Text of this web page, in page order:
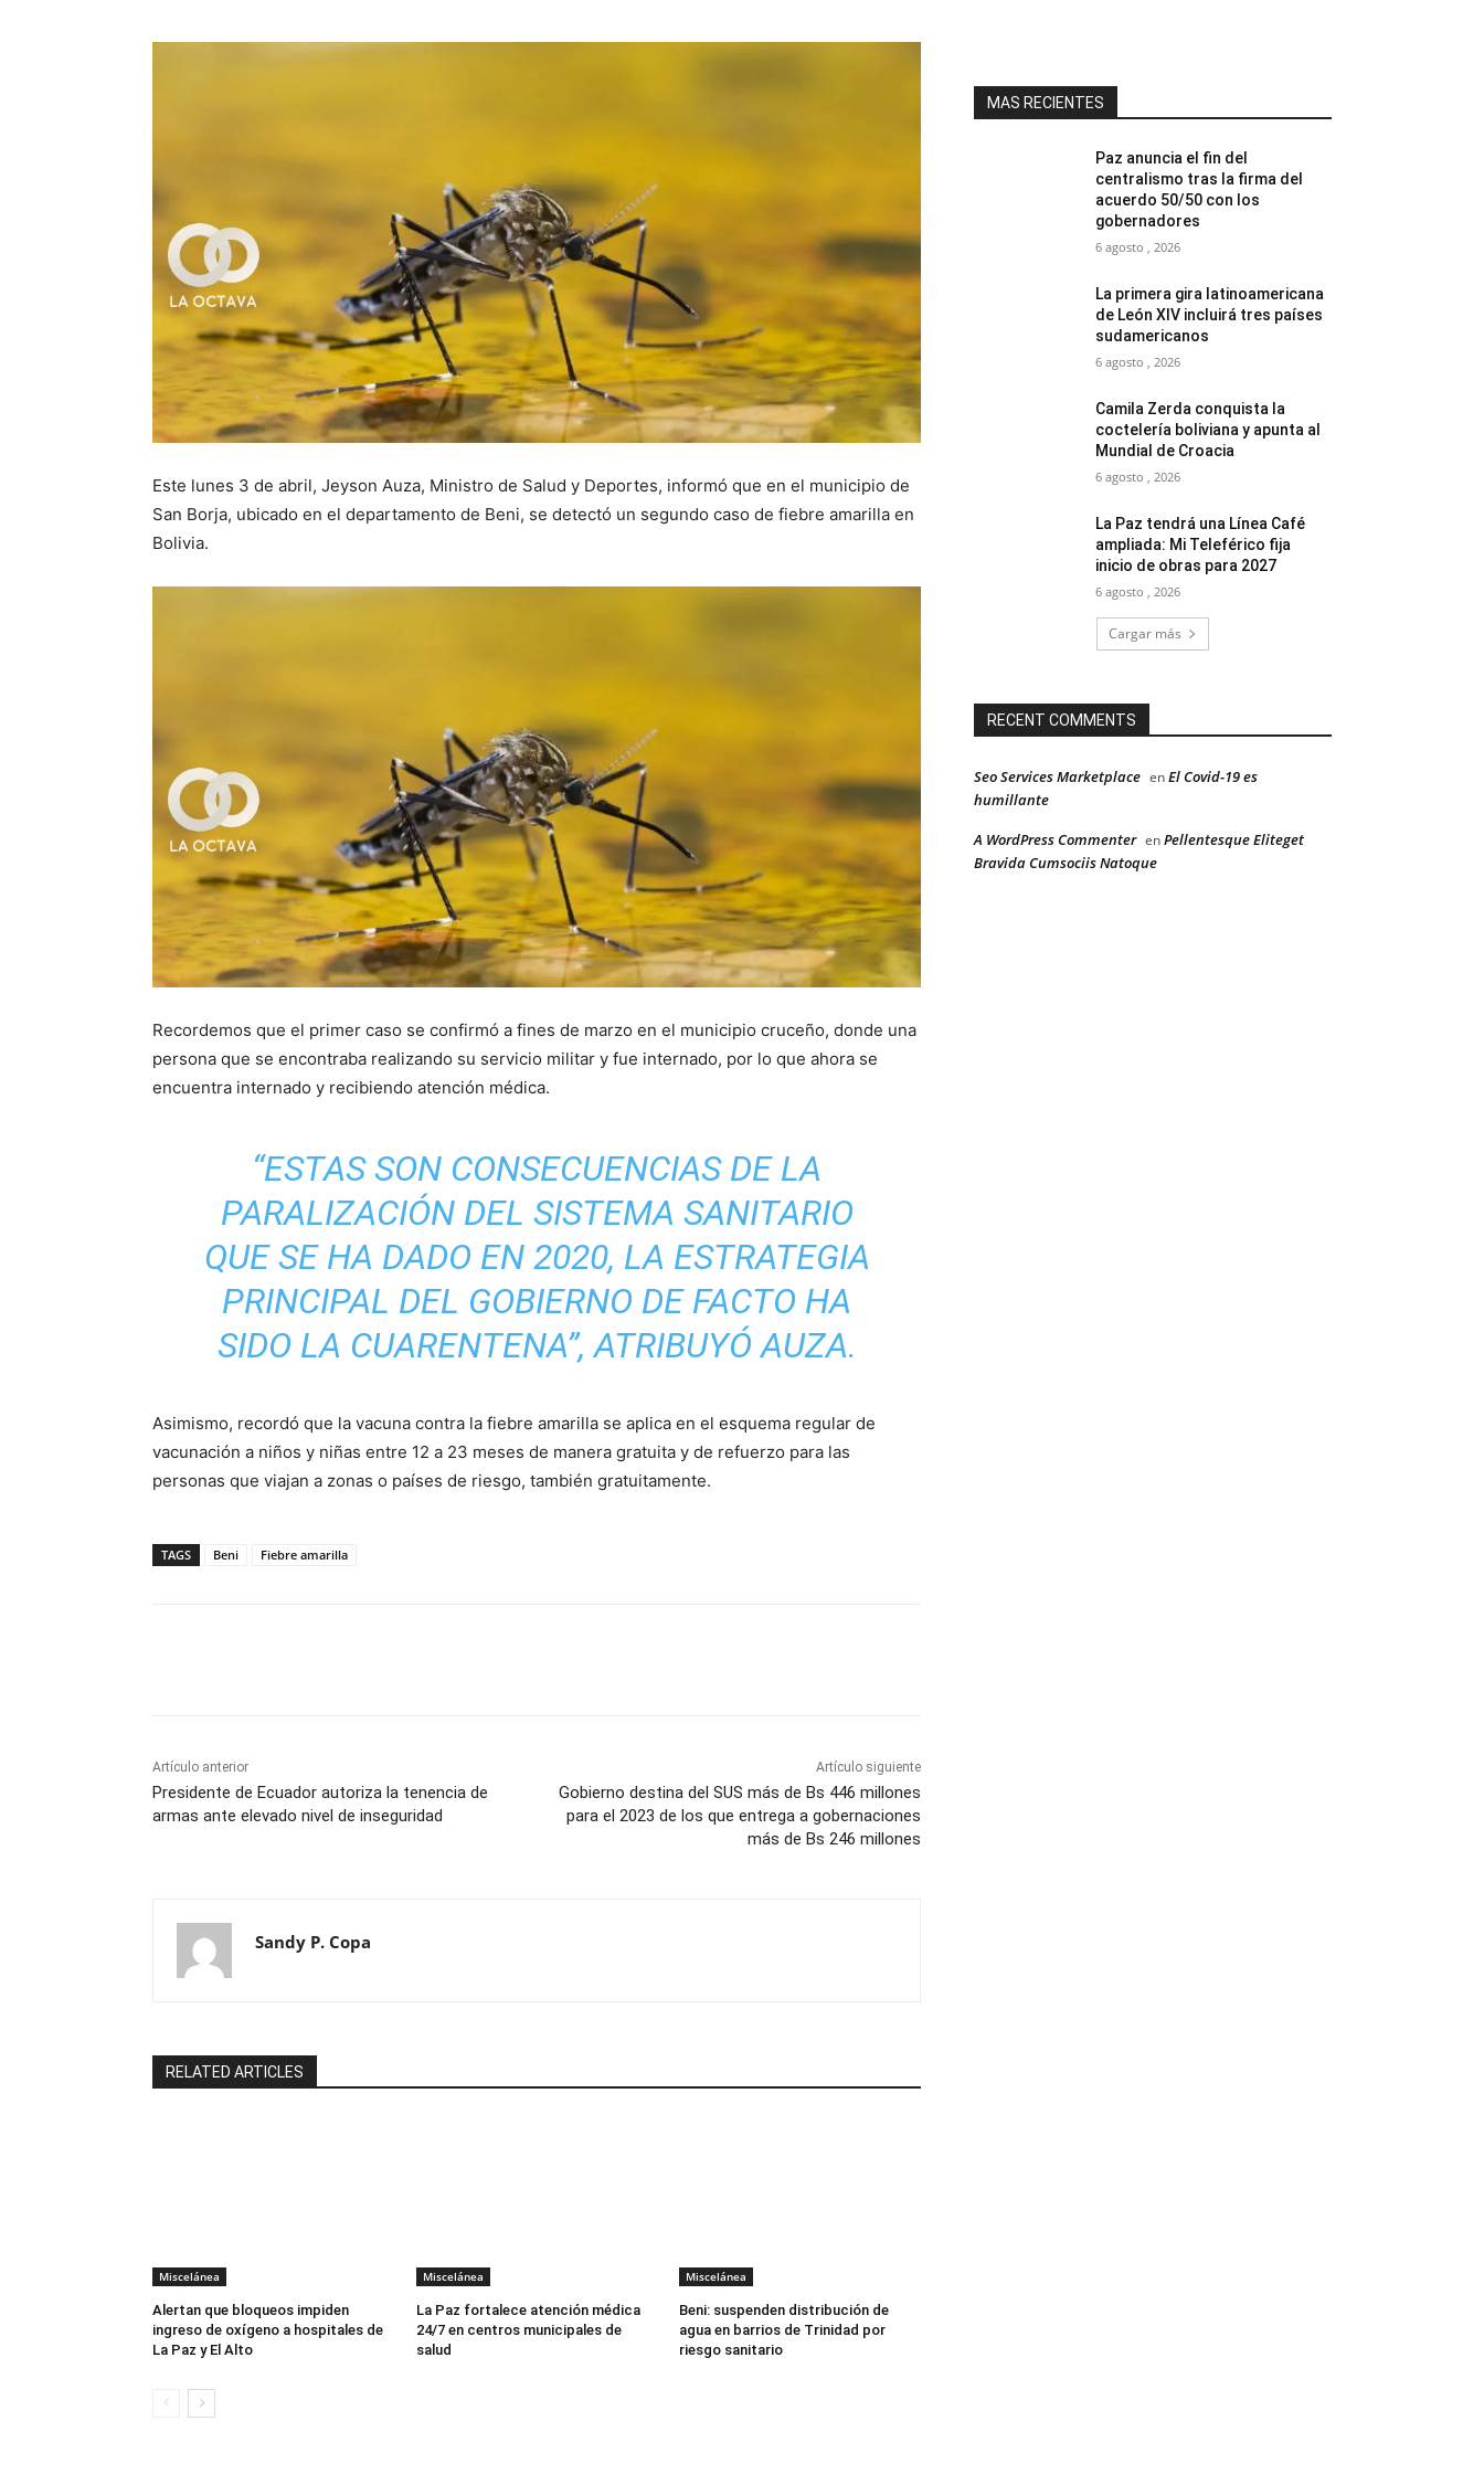
Este lunes 3 de abril, Jeyson Auza, Ministro de Salud y Deportes, informó que en el municipio de
San Borja, ubicado en el departamento de Beni, se detectó un segundo caso de fiebre amarilla en
Bolivia.
Recordemos que el primer caso se confirmó a fines de marzo en el municipio cruceño, donde una
persona que se encontraba realizando su servicio militar y fue internado, por lo que ahora se
encuentra internado y recibiendo atención médica.
“ESTAS SON CONSECUENCIAS DE LA
PARALIZACIÓN DEL SISTEMA SANITARIO
QUE SE HA DADO EN 2020, LA ESTRATEGIA
PRINCIPAL DEL GOBIERNO DE FACTO HA
SIDO LA CUARENTENA”, ATRIBUYÓ AUZA.
Asimismo, recordó que la vacuna contra la fiebre amarilla se aplica en el esquema regular de
vacunación a niños y niñas entre 12 a 23 meses de manera gratuita y de refuerzo para las
personas que viajan a zonas o países de riesgo, también gratuitamente.
TAGS Beni Fiebre amarilla
Artículo anterior
Presidente de Ecuador autoriza la tenencia de
armas ante elevado nivel de inseguridad
Artículo siguiente
Gobierno destina del SUS más de Bs 446 millones
para el 2023 de los que entrega a gobernaciones
más de Bs 246 millones
Sandy P. Copa
RELATED ARTICLES
Miscelánea
Alertan que bloqueos impiden
ingreso de oxígeno a hospitales de
La Paz y El Alto
Miscelánea
La Paz fortalece atención médica
24/7 en centros municipales de
salud
Miscelánea
Beni: suspenden distribución de
agua en barrios de Trinidad por
riesgo sanitario
MAS RECIENTES
Paz anuncia el fin del
centralismo tras la firma del
acuerdo 50/50 con los
gobernadores
6 agosto , 2026
La primera gira latinoamericana
de León XIV incluirá tres países
sudamericanos
6 agosto , 2026
Camila Zerda conquista la
coctelería boliviana y apunta al
Mundial de Croacia
6 agosto , 2026
La Paz tendrá una Línea Café
ampliada: Mi Teleférico fija
inicio de obras para 2027
6 agosto , 2026
Cargar más
RECENT COMMENTS
Seo Services Marketplace enEl Covid-19 es
humillante
A WordPress Commenter enPellentesque Eliteget
Bravida Cumsociis Natoque